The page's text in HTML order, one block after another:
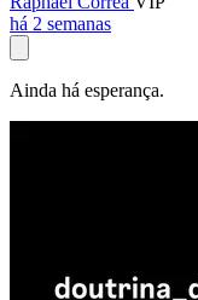
há 2 semanas
Ainda há esperança.